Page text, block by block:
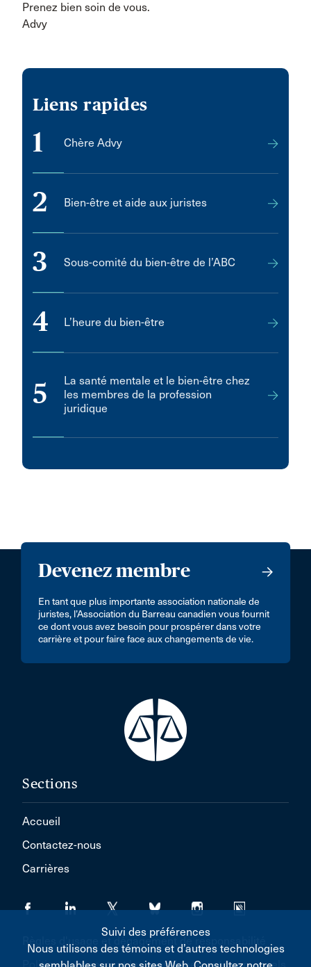
Prenez bien soin de vous.
Advy
Liens rapides
1 Chère Advy
2 Bien-être et aide aux juristes
3 Sous-comité du bien-être de l’ABC
4 L’heure du bien-être
5
La santé mentale et le bien-être chez
les membres de la profession
juridique
Devenez membre
En tant que plus importante association nationale de
juristes, l’Association du Barreau canadien vous fournit
ce dont vous avez besoin pour prospérer dans votre
carrière et pour faire face aux changements de vie.
Sections
Accueil
Contactez-nous
Carrières
Règles d'usage et dégagement de responsabilité
Suivi des préférences
Nous utilisons des témoins et d’autres technologies